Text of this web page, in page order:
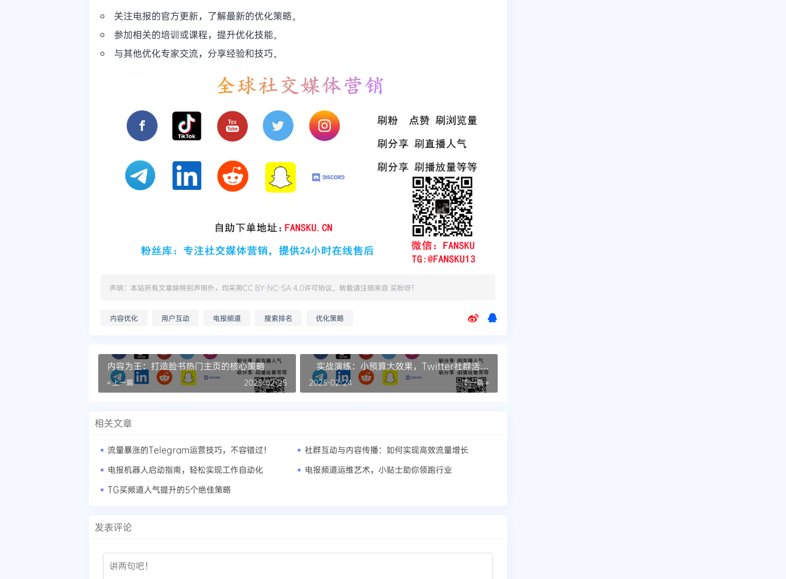
关注电报的官方更新，了解最新的优化策略。
参加相关的培训或课程，提升优化技能。
与其他优化专家交流，分享经验和技巧。
声明：本站所有文章除特别声明外，均采用CC BY-NC-SA 4.0许可协议。转载请注明来自 买粉呀！
内容优化 用户互动 电报频道 搜索排名 优化策略
内容为王：打造脸书热门主页的核心策略
« 上一篇 2025-02-25
实战演练：小预算大效果，Twitter社群活动
的粉丝收割机
下一篇 »
2025-02-24
相关文章
流量暴涨的Telegram运营技巧，不容错过！
社群互动与内容传播：如何实现高效流量增长
电报机器人启动指南，轻松实现工作自动化
电报频道运维艺术，小贴士助你领跑行业
TG买频道人气提升的5个绝佳策略
发表评论